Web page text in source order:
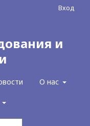
и
О нас
Вход